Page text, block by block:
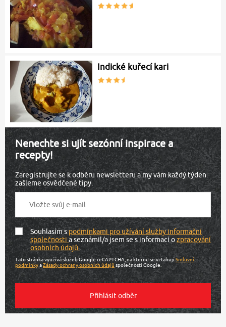
Indické kuřecí kari
Nenechte si ujít sezónní inspirace a
recepty!
Zaregistrujte se k odběru newsletteru a my vám každý týden
zašleme osvědčené tipy.
Souhlasím spodmínkami pro užívání služby informační
společnostia seznámil/a jsem se s informací ozpracování
osobních údajů.
Tato stránka využívá služeb Google reCAPTCHA, na kterou se vztahujíSmluvní
podmínkyaZásady ochrany osobních údajů společnosti Google.